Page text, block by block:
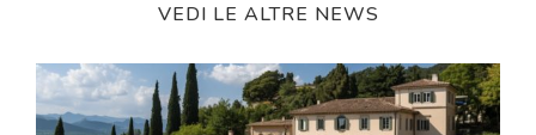
VEDI LE ALTRE NEWS